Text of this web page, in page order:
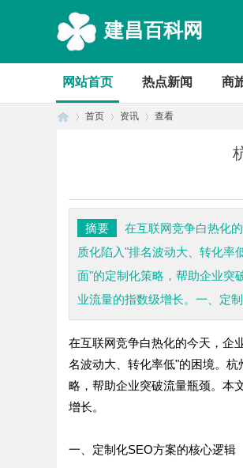
建昌百科网
网站首页 热点新闻 商
首页 资讯 查看
摘要
在互联网竞争白热化
质化陷入"排名波动大、转化率
面"的定制化策略，帮助企业突
业流量的指数级增长。一、定
在互联网竞争白热化的今天，企
名波动大、转化率低"的困境。
略，帮助企业突破流量瓶颈。本
增长。
一、定制化SEO方案的核心逻辑